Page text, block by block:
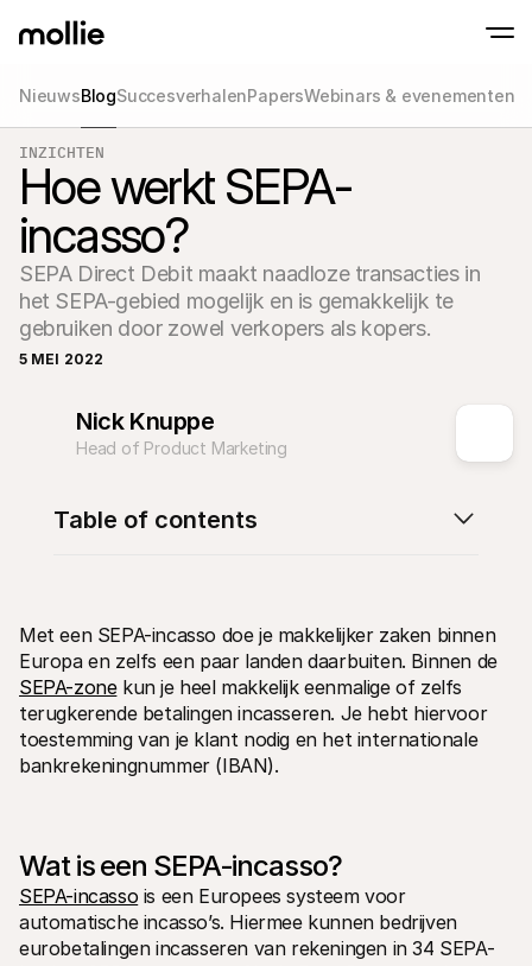
Tap to Pay op iPhone
Accepteer contactloze betalingen op je
Meer weten
en andere apparaten
Checkout
Optimaliseer je
meer conversie
Recurring
Acceptance & Risk
Technische documentatie
Portaal voor developers
Ontdek documentatie en updates voor developers
Libraries
Integreer Mollie met kant-en-klare pakketten
Prijzen
Bekijk onze tarieven
Over ons
Maak kennis met ons verhaal en
onze waarden
NieuwsBlogSuccesverhalenPapersWebinars & evenementen
INZICHTEN
Hoe werkt SEPA-
incasso?
SEPA Direct Debit maakt naadloze transacties in
het SEPA-gebied mogelijk en is gemakkelijk te
gebruiken door zowel verkopers als kopers.
5 MEI 2022
Nick Knuppe
Head of Product Marketing
Met een SEPA-incasso doe je makkelijker zaken binnen
Europa en zelfs een paar landen daarbuiten. Binnen de
SEPA-zone kun je heel makkelijk eenmalige of zelfs
terugkerende betalingen incasseren. Je hebt hiervoor
toestemming van je klant nodig en het internationale
bankrekeningnummer (IBAN).
Wat is een SEPA-incasso?
SEPA-incasso is een Europees systeem voor
automatische incasso’s. Hiermee kunnen bedrijven
eurobetalingen incasseren van rekeningen in 34 SEPA-
Table of contents